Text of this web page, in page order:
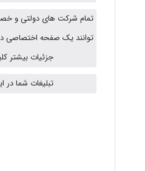
تمام شرکت های دولتی و
توانند یک صفحه اختصاصی
جزئیات بیشتر
تبلیغات شما در